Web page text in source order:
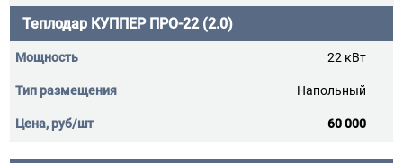
Теплодар КУППЕР ПРО-22 (2.0)
22 кВт
Напольный
60 000